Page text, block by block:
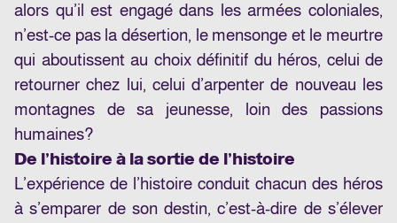
alors qu’il est engagé dans les armées coloniales,
n’est-ce pas la désertion, le mensonge et le meurtre
qui aboutissent au choix définitif du héros, celui de
retourner chez lui, celui d’arpenter de nouveau les
montagnes de sa jeunesse, loin des passions
humaines?
De l’histoire à la sortie de l’histoire
L’expérience de l’histoire conduit chacun des héros
à s’emparer de son destin, c’est-à-dire de s’élever